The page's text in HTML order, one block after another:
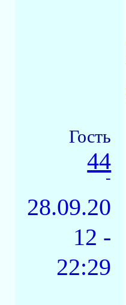
Гость
44
-
28.09.20
12 -
22:29